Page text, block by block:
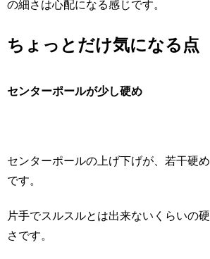
の細さは心配になる感じです。
ちょっとだけ気になる点
センターポールが少し硬め
センターポールの上げ下げが、若干硬め
です。
片手でスルスルとは出来ないくらいの硬
さです。